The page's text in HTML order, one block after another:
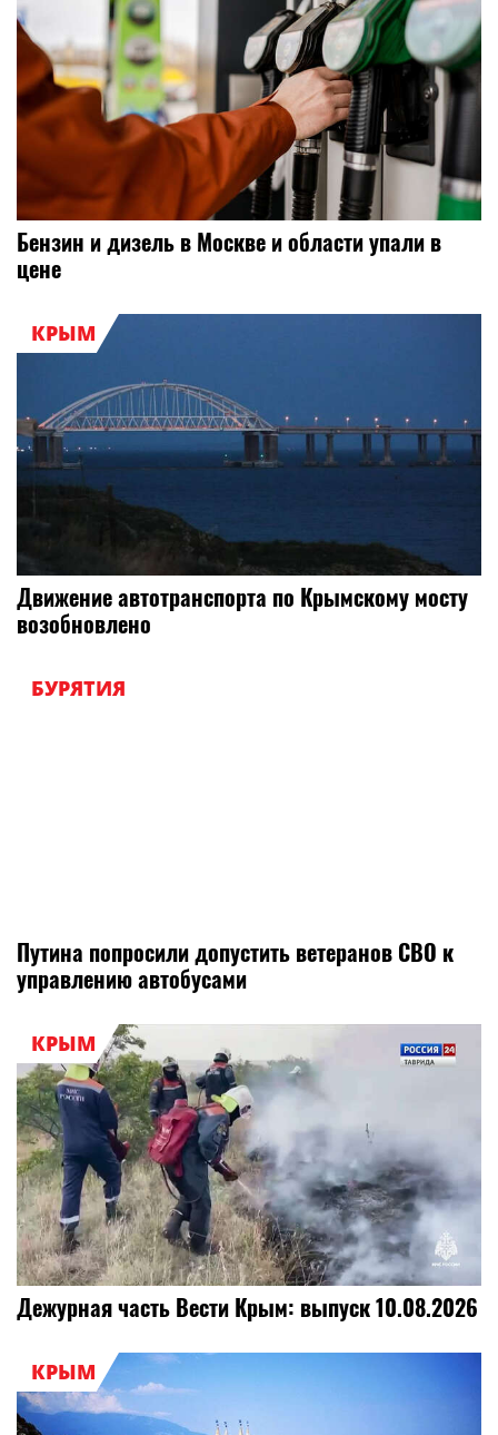
Бензин и дизель в Москве и области упали в
цене
КРЫМ
Движение автотранспорта по Крымскому мосту
возобновлено
БУРЯТИЯ
Путина попросили допустить ветеранов СВО к
управлению автобусами
КРЫМ
Дежурная часть Вести Крым: выпуск 10.08.2026
КРЫМ